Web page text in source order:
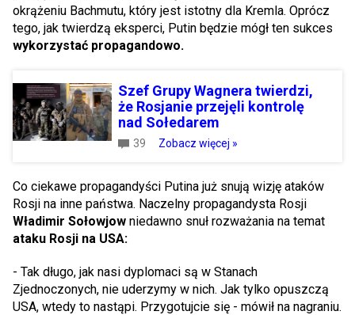
okrążeniu Bachmutu, który jest istotny dla Kremla. Oprócz
tego, jak twierdzą eksperci, Putin będzie mógł ten sukces
wykorzystać propagandowo.
Szef Grupy Wagnera twierdzi,
że Rosjanie przejęli kontrolę
nad Sołedarem
39 Zobacz więcej »
Co ciekawe propagandyści Putina już snują wizję ataków
Rosji na inne państwa. Naczelny propagandysta Rosji
Władimir Sołowjow niedawno snuł rozważania na temat
ataku Rosji na USA:
- Tak długo, jak nasi dyplomaci są w Stanach
Zjednoczonych, nie uderzymy w nich. Jak tylko opuszczą
USA, wtedy to nastąpi. Przygotujcie się - mówił na nagraniu.